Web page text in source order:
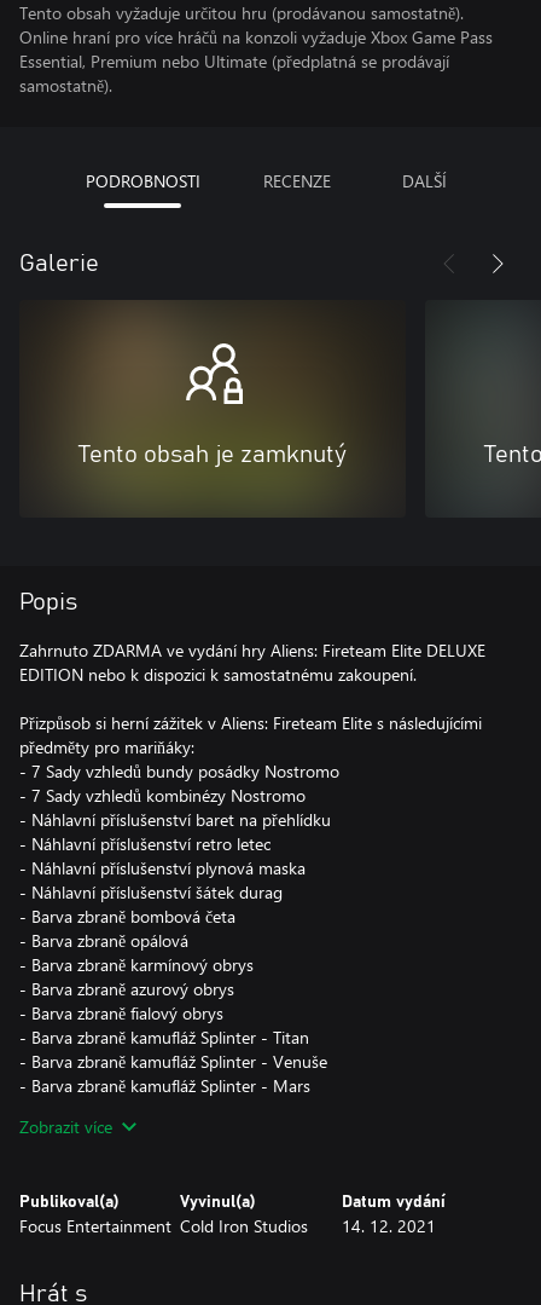
Tento obsah vyžaduje určitou hru (prodávanou samostatně).
Online hraní pro více hráčů na konzoli vyžaduje Xbox Game Pass
Essential, Premium nebo Ultimate (předplatná se prodávají
samostatně).
PODROBNOSTI RECENZE DALŠÍ
Galerie
Tento obsah je zamknutý
Popis
Zahrnuto ZDARMA ve vydání hry Aliens: Fireteam Elite DELUXE
EDITION nebo k dispozici k samostatnému zakoupení.
Přizpůsob si herní zážitek v Aliens: Fireteam Elite s následujícími
předměty pro mariňáky:
- 7 Sady vzhledů bundy posádky Nostromo
- 7 Sady vzhledů kombinézy Nostromo
- Náhlavní příslušenství baret na přehlídku
- Náhlavní příslušenství retro letec
- Náhlavní příslušenství plynová maska
- Náhlavní příslušenství šátek durag
- Barva zbraně bombová četa
- Barva zbraně opálová
- Barva zbraně karmínový obrys
- Barva zbraně azurový obrys
- Barva zbraně fialový obrys
- Barva zbraně kamufláž Splinter - Titan
- Barva zbraně kamufláž Splinter - Venuše
- Barva zbraně kamufláž Splinter - Mars
- Potisk zbraně Turbo
- Animace oslava
- Animace napodobení xenomorfa
- Animace pohrožení
Zobrazit více
Publikoval(a)
Focus Entertainment
Vyvinul(a)
Cold Iron Studios
Datum vydání
14. 12. 2021
Hrát s